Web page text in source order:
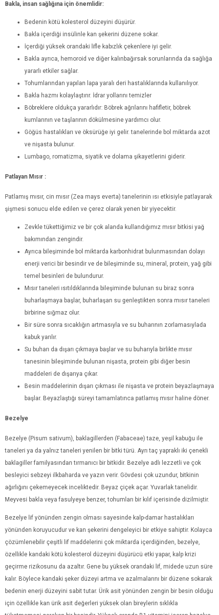
Bakla, insan sağlığına için önemlidir:
Bedenin kötü kolesterol düzeyini düşürür.
Bakla içerdiği insülinle kan şekerini düzene sokar.
İçerdiği yüksek orandaki lifle kabızlık çekenlere iyi gelir.
Bakla ayrıca, hemoroid ve diğer kalınbağırsak sorunlarında da sağlığa
yararlı etkiler sağlar.
Tohumlarından yapılan lapa yaralı deri hastalıklarında kullanılıyor.
Bakla hazmı kolaylaştırır. İdrar yollarını temizler
Böbreklere oldukça yararlıdır: Böbrek ağrılarını hafifletir, böbrek
kumlarının ve taşlarının dökülmesine yardımcı olur.
Göğüs hastalıkları ve öksürüğe iyi gelir. tanelerinde bol miktarda azot
ve nişasta bulunur.
Lumbago, romatizma, siyatik ve dolama şikayetlerini giderir.
Patlayan Mısır :
Patlamış mısır, cin mısır (Zea mays everta) tanelerinin ısı etkisiyle patlayarak
şişmesi sonucu elde edilen ve çerez olarak yenen bir yiyecektir.
Zevkle tükettiğimiz ve bir çok alanda kullandığımız mısır bitkisi yağ
bakımından zengindir.
Ayrıca bileşiminde bol miktarda karbonhidrat bulunmasından dolayı
enerji verici bir besindir ve de bileşiminde su, mineral, protein, yağ gibi
temel besinleri de bulundurur.
Mısır taneleri ısıtıldıklarında bileşiminde bulunan su biraz sonra
buharlaşmaya başlar, buharlaşan su genleştikten sonra mısır taneleri
birbirine sığmaz olur.
Bir süre sonra sıcaklığın artmasıyla ve su buharının zorlamasıylada
kabuk yarılır.
Su buharı da dışarı çıkmaya başlar ve su buharıyla birlikte mısır
tanesinin bileşiminde bulunan nişasta, protein gibi diğer besin
maddeleri de dışarıya çıkar.
Besin maddelerinin dışarı çıkması ile nişasta ve protein beyazlaşmaya
başlar. Beyazlaştığı süreyi tamamlatınca patlamış mısır haline döner.
Bezelye
Bezelye (Pisum sativum), baklagillerden (Fabaceae) taze, yeşil kabuğu ile
taneleri ya da yalnız taneleri yenilen bir bitki türü. Ayrı taç yapraklı iki çenekli
baklagiller familyasından tırmanıcı bir bitkidir. Bezelye adlı lezzetli ve çok
besleyici sebzeyi ilkbaharda ve yazın verir. Gövdesi çok uzundur, bitkinin
ağırlığını çekemeyecek inceliktedir. Beyaz çiçek açar. Yuvarlak tanelidir.
Meyvesi bakla veya fasulyeye benzer, tohumları bir kılıf içerisinde dizilmiştir.
Bezelye lif yönünden zengin olması sayesinde kalp-damar hastalıkları
yönünden koruyucudur ve kan şekerini dengeleyici bir etkiye sahiptir. Kolayca
çözümlenebilir çeşitli lif maddelerini çok miktarda içerdiğinden, bezelye,
özellikle kandaki kötü kolesterol düzeyini düşürücü etki yapar, kalp krizi
geçirme rizikosunu da azaltır. Gene bu yüksek orandaki lif, midede uzun süre
kalır. Böylece kandaki şeker düzeyi artma ve azalmalarını bir düzene sokarak
bedenin enerji düzeyini sabit tutar. Ürik asit yönünden zengin bir besin olduğu
için özellikle kan ürik asit değerleri yüksek olan bireylerin sıklıkla